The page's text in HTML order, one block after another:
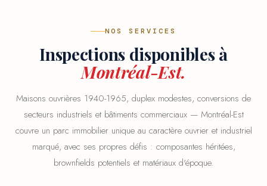
NOS SERVICES
Inspections disponibles à
Montréal-Est.
Maisons ouvrières 1940-1965, duplex modestes, conversions de
secteurs industriels et bâtiments commerciaux — Montréal-Est
couvre un parc immobilier unique au caractère ouvrier et industriel
marqué, avec ses propres défis : composantes héritées,
brownfields potentiels et matériaux d'époque.